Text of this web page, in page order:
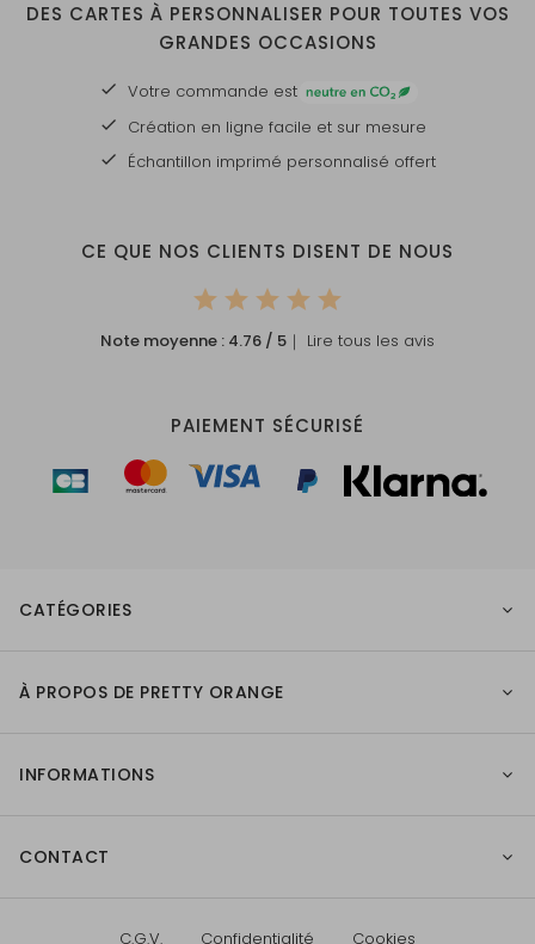
DES CARTES À PERSONNALISER POUR TOUTES VOS
GRANDES OCCASIONS
Votre commande est
Création en ligne facile et sur mesure
Échantillon imprimé personnalisé offert
CE QUE NOS CLIENTS DISENT DE NOUS
Note moyenne : 4.76 / 5 ｜ Lire tous les avis
PAIEMENT SÉCURISÉ
CATÉGORIES
À PROPOS DE PRETTY ORANGE
INFORMATIONS
CONTACT
C.G.V. Confidentialité Cookies